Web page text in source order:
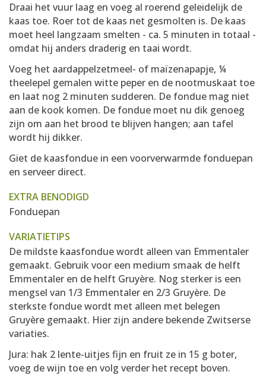
Draai het vuur laag en voeg al roerend geleidelijk de
kaas toe. Roer tot de kaas net gesmolten is. De kaas
moet heel langzaam smelten - ca. 5 minuten in totaal -
omdat hij anders draderig en taai wordt.
Voeg het aardappelzetmeel- of maïzenapapje, ¼
theelepel gemalen witte peper en de nootmuskaat toe
en laat nog 2 minuten sudderen. De fondue mag niet
aan de kook komen. De fondue moet nu dik genoeg
zijn om aan het brood te blijven hangen; aan tafel
wordt hij dikker.
Giet de kaasfondue in een voorverwarmde fonduepan
en serveer direct.
EXTRA BENODIGD
Fonduepan
VARIATIETIPS
De mildste kaasfondue wordt alleen van Emmentaler
gemaakt. Gebruik voor een medium smaak de helft
Emmentaler en de helft Gruyère. Nog sterker is een
mengsel van 1/3 Emmentaler en 2/3 Gruyère. De
sterkste fondue wordt met alleen met belegen
Gruyère gemaakt. Hier zijn andere bekende Zwitserse
variaties.
Jura: hak 2 lente-uitjes fijn en fruit ze in 15 g boter,
voeg de wijn toe en volg verder het recept boven.